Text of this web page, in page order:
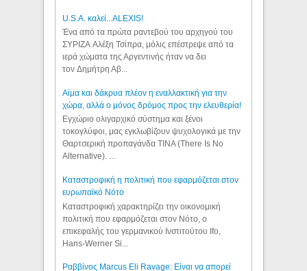
U.S.A. καλεί...ALEXIS!
Ένα από τα πρώτα ραντεβού του αρχηγού του
ΣΥΡΙΖΑ Αλέξη Τσίπρα, μόλις επέστρεψε από τα
ιερά χώματα της Αργεντινής ήταν να δει
τον Δημήτρη Αβ...
Αίμα και δάκρυα πλέον η εναλλακτική για την
χώρα, αλλά ο μόνος δρόμος προς την ελευθερία!
Εγχώριο ολιγαρχικό σύστημα και ξένοι
τοκογλύφοι, μας εγκλωβίζουν ψυχολογικά με την
Θαρτσερική προπαγάνδα TINA (There Is No
Alternative). ...
Καταστροφική η πολιτική που εφαρμόζεται στον
ευρωπαϊκό Νότο
Καταστροφική χαρακτηρίζει την οικονομική
πολιτική που εφαρμόζεται στον Νότο, ο
επικεφαλής του γερμανικού Ινστιτούτου Ifo,
Hans-Werner Si...
Ραββίνος Marcus Eli Ravage: Είναι να απορεί